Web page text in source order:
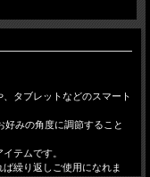
タブレットなどのスマート
好みの角度に調節すること
テムです。
繰り返しご使用になれま